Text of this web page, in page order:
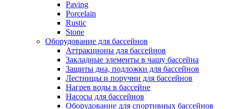
Paving
Porcelain
Rustic
Stone
Оборудование для бассейнов
Аттракционы для бассейнов
Закладные элементы в чашу бассейна
Защиты дна, подложки для бассейнов
Лестницы и поручни для бассейнов
Нагрев воды в бассейне
Насосы для бассейнов
Оборудование для спортивных бассейнов